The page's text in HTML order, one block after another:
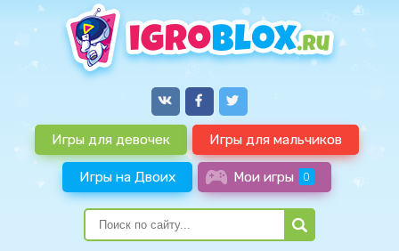
Игры для девочек Игры для мальчиков
Игры на Двоих Мои игры 0